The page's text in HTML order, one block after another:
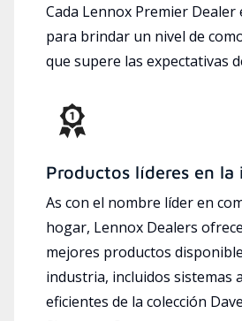
Cada Lennox Premier Dealer
para brindar un nivel de
que supere las expectativas
Productos líderes en la
As con el nombre líder en
hogar, Lennox Dealers
mejores productos
industria, incluidos sistemas
eficientes de la colección